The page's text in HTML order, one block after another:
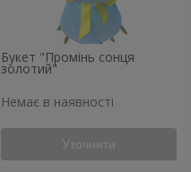
Букет "Промінь сонця
золотий"
Немає в наявності
Уточнити